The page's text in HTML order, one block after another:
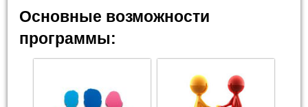
Основные возможности
программы: